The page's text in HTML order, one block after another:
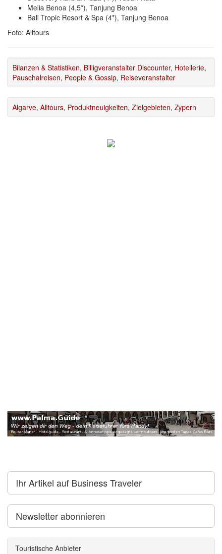
Melia Benoa (4,5*), Tanjung Benoa
Bali Tropic Resort & Spa (4*), Tanjung Benoa
Foto: Alltours
Bilanzen & Statistiken, Billigveranstalter Discounter, Hotellerie,
Pauschalreisen, People & Gossip, Reiseveranstalter
Algarve, Alltours, Produktneuigkeiten, Zielgebieten, Zypern
Ihr Artikel auf Business Traveler
Newsletter abonnieren
Touristische Anbieter